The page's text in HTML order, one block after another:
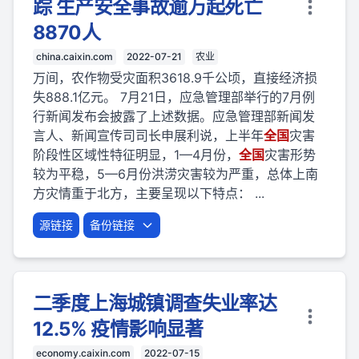
踪 生产安全事故逾万起死亡
8870人
china.caixin.com 2022-07-21 农业
万间，农作物受灾面积3618.9千公顷，直接经济损
失888.1亿元。 7月21日，应急管理部举行的7月例
行新闻发布会披露了上述数据。应急管理部新闻发
言人、新闻宣传司司长申展利说，上半年全国灾害
阶段性区域性特征明显，1—4月份， 全国灾害形势
较为平稳，5—6月份洪涝灾害较为严重，总体上南
方灾情重于北方，主要呈现以下特点： ...
源链接 备份链接
二季度上海城镇调查失业率达
12.5% 疫情影响显著
economy.caixin.com 2022-07-15